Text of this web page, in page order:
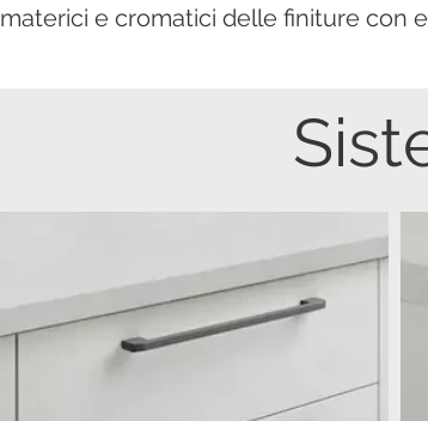
materici e cromatici delle finiture con